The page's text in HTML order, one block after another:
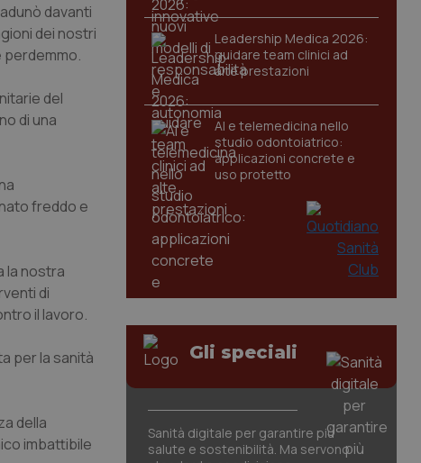
davanti
dei nostri
del
di una
freddo e
la nostra
di
il lavoro.
per la sanità
della
imbattibile
Leadership Medica 2026:
guidare team clinici ad
alte prestazioni
AI e telemedicina nello
studio odontoiatrico:
applicazioni concrete e
uso protetto
Gli speciali
Sanità digitale per garantire più
salute e sostenibilità. Ma servono